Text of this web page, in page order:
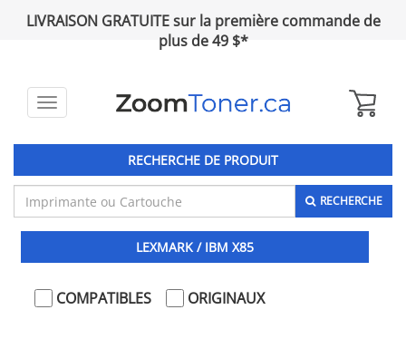
LIVRAISON GRATUITE sur la première commande de
plus de 49 $*
Toggle
RECHERCHE DE PRODUIT
RECHERCHE
LEXMARK / IBM X85
COMPATIBLES ORIGINAUX